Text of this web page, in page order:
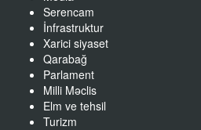
Serencam
İnfrastruktur
Xarici siyaset
Qarabağ
Parlament
Milli Məclis
Elm ve tehsil
Turizm